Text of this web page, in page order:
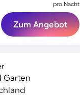
pro Nacht
Zum Angebot
Garten